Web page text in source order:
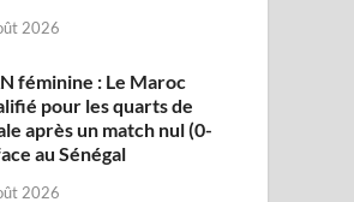
2026
féminine : Le Maroc
pour les quarts de
après un match nul (0-
au Sénégal
2026